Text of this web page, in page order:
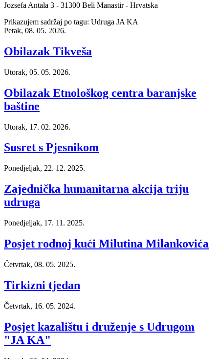
Jozsefa Antala 3 - 31300 Beli Manastir - Hrvatska
Prikazujem sadržaj po tagu: Udruga JA KA
Petak, 08. 05. 2026.
Obilazak Tikveša
Utorak, 05. 05. 2026.
Obilazak Etnološkog centra baranjske
baštine
Utorak, 17. 02. 2026.
Susret s Pjesnikom
Ponedjeljak, 22. 12. 2025.
Zajednička humanitarna akcija triju
udruga
Ponedjeljak, 17. 11. 2025.
Posjet rodnoj kući Milutina Milankovića
Četvrtak, 08. 05. 2025.
Tirkizni tjedan
Četvrtak, 16. 05. 2024.
Posjet kazalištu i druženje s Udrugom
"JA KA"